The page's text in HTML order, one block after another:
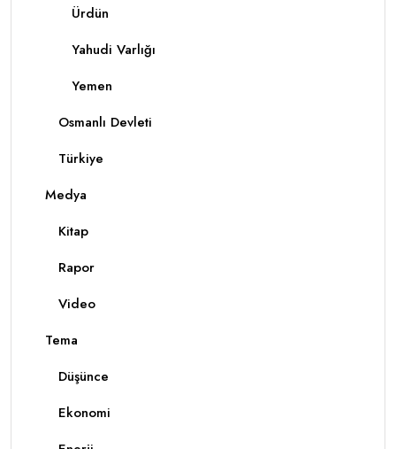
Ürdün
Yahudi Varlığı
Yemen
Osmanlı Devleti
Türkiye
Medya
Kitap
Rapor
Video
Tema
Düşünce
Ekonomi